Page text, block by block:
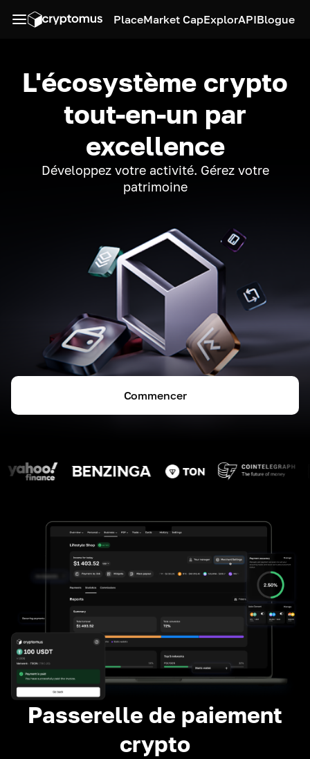
PlaceMarket CapExplorAPIBlogue
L'écosystème crypto
tout-en-un par
excellence
Développez votre activité. Gérez votre
patrimoine
Commencer
Passerelle de paiement
crypto